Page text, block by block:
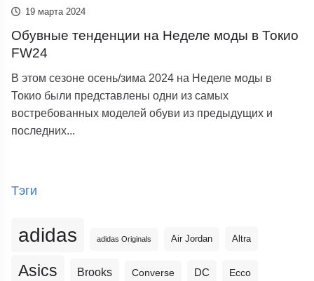
19 марта 2024
Обувные тенденции на Неделе моды в Токио
FW24
В этом сезоне осень/зима 2024 на Неделе моды в
Токио были представлены одни из самых
востребованных моделей обуви из предыдущих и
последних...
Тэги
adidas adidas Originals Air Jordan Altra
Asics Brooks Converse DC Ecco